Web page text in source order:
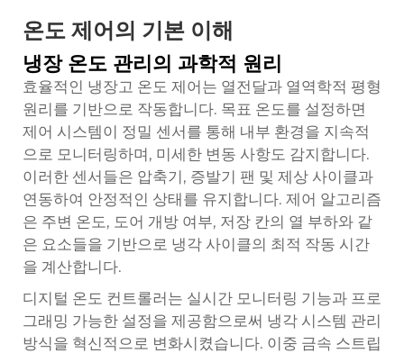
온도 제어의 기본 이해
냉장 온도 관리의 과학적 원리
효율적인 냉장고 온도 제어는 열전달과 열역학적 평형
원리를 기반으로 작동합니다. 목표 온도를 설정하면
제어 시스템이 정밀 센서를 통해 내부 환경을 지속적
으로 모니터링하며, 미세한 변동 사항도 감지합니다.
이러한 센서들은 압축기, 증발기 팬 및 제상 사이클과
연동하여 안정적인 상태를 유지합니다. 제어 알고리즘
은 주변 온도, 도어 개방 여부, 저장 칸의 열 부하와 같
은 요소들을 기반으로 냉각 사이클의 최적 작동 시간
을 계산합니다.
디지털 온도 컨트롤러는 실시간 모니터링 기능과 프로
그래밍 가능한 설정을 제공함으로써 냉각 시스템 관리
방식을 혁신적으로 변화시켰습니다. 이중 금속 스트립